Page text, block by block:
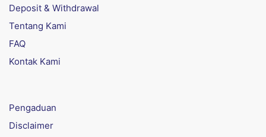
Deposit & Withdrawal
Tentang Kami
FAQ
Kontak Kami
Pengaduan
Disclaimer